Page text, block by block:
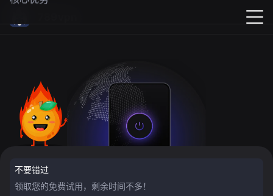
不要错过
领取您的免费试用，剩余时间不多！